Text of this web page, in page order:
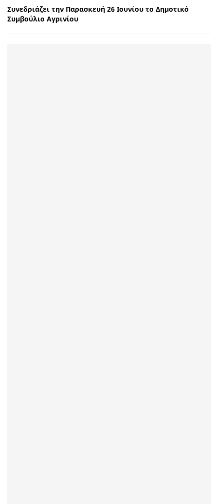
Συνεδριάζει την Παρασκευή 26 Ιουνίου το Δημοτικό
Συμβούλιο Αγρινίου